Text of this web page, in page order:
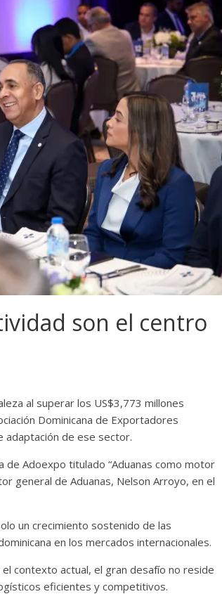
son el centro
al superar los US$3,773 millones
Dominicana de Exportadores
adaptación de ese sector.
Adoexpo titulado “Aduanas como motor
general de Aduanas, Nelson Arroyo, en el
un crecimiento sostenido de las
en los mercados internacionales.
contexto actual, el gran desafío no reside
eficientes y competitivos.